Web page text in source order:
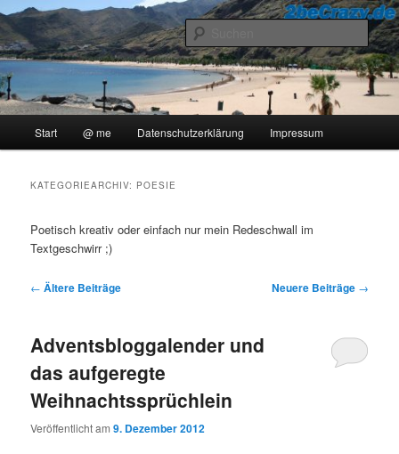
Zum
primären
Inhalt
springen
Zum
sekundären
Inhalt
springen2beCrazy
..::Ollis Blog::..
Start @ me Datenschutzerklärung Impressum
KATEGORIEARCHIV: POESIE
Poetisch kreativ oder einfach nur mein Redeschwall im
Textgeschwirr ;)
Beitragsnavigation
← Ältere Beiträge Neuere Beiträge →
Adventsbloggalender und
das aufgeregte
Weihnachtssprüchlein
Veröffentlicht am9. Dezember 2012